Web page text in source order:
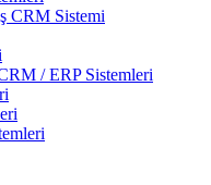
CRM Sistemi
/ ERP Sistemleri